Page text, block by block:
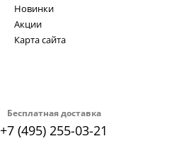
Бесплатная доставка
+7 (495) 255-03-21
Новинки
Акции
Карта сайта